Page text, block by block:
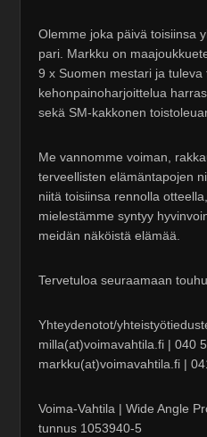
Olemme joka päivä toisiinsa
pari. Markku on
9 x Suomen mestari ja
kehonpainoharjoittelua
sekä SM-kakkonen
Me vannomme voiman,
terveellisten elämäntapojen
niitä toisiinsa rennolla
mielestämme syntyy
meidän näköistä elämää.
Tervetuloa seuraamaan
Yhteydenotot/
milla(at)voimavahtila.fi | 040
markku(at)voimavahtila.fi |
Voima-Vahtila | Wide Angle
tunnus 1053940-5